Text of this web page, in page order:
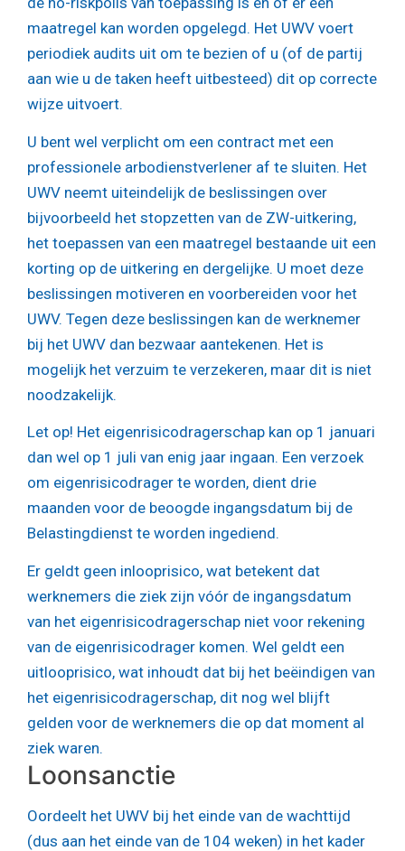
maatregel kan worden opgelegd. Het UWV voert
periodiek audits uit om te bezien of u (of de partij
aan wie u de taken heeft uitbesteed) dit op correcte
wijze uitvoert.
U bent wel verplicht om een contract met een
professionele arbodienstverlener af te sluiten. Het
UWV neemt uiteindelijk de beslissingen over
bijvoorbeeld het stopzetten van de ZW-uitkering,
het toepassen van een maatregel bestaande uit een
korting op de uitkering en dergelijke. U moet deze
beslissingen motiveren en voorbereiden voor het
UWV. Tegen deze beslissingen kan de werknemer
bij het UWV dan bezwaar aantekenen. Het is
mogelijk het verzuim te verzekeren, maar dit is niet
noodzakelijk.
Let op! Het eigenrisicodragerschap kan op 1 januari
dan wel op 1 juli van enig jaar ingaan. Een verzoek
om eigenrisicodrager te worden, dient drie
maanden voor de beoogde ingangsdatum bij de
Belastingdienst te worden ingediend.
Er geldt geen inlooprisico, wat betekent dat
werknemers die ziek zijn vóór de ingangsdatum
van het eigenrisicodragerschap niet voor rekening
van de eigenrisicodrager komen. Wel geldt een
uitlooprisico, wat inhoudt dat bij het beëindigen van
het eigenrisicodragerschap, dit nog wel blijft
gelden voor de werknemers die op dat moment al
ziek waren.
Loonsanctie
Oordeelt het UWV bij het einde van de wachttijd
(dus aan het einde van de 104 weken) in het kader